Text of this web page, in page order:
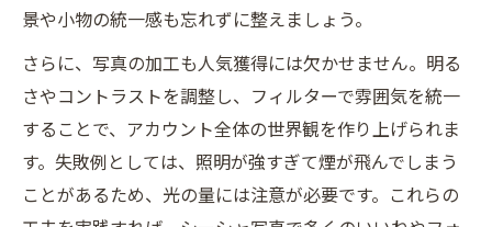
景や小物の統一感も忘れずに整えましょう。
さらに、写真の加工も人気獲得には欠かせません。明る
さやコントラストを調整し、フィルターで雰囲気を統一
することで、アカウント全体の世界観を作り上げられま
す。失敗例としては、照明が強すぎて煙が飛んでしまう
ことがあるため、光の量には注意が必要です。これらの